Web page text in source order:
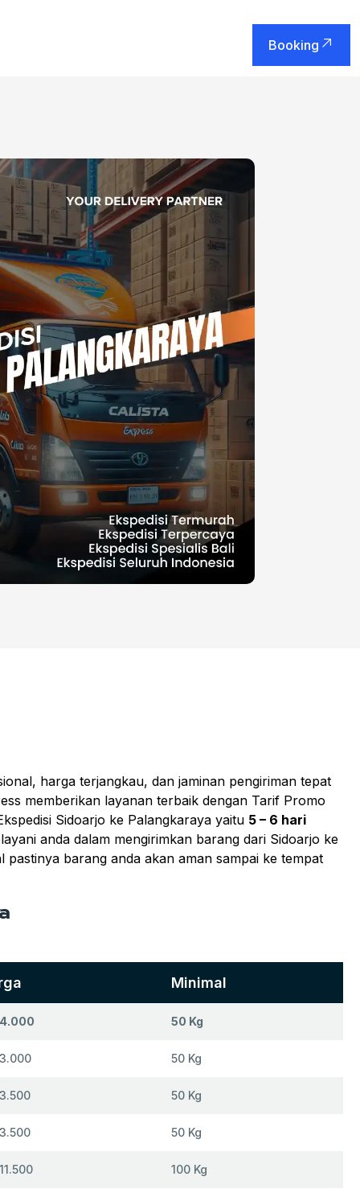
Booking
harga terjangkau, dan jaminan pengiriman tepat
memberikan layanan terbaik dengan Tarif Promo
Sidoarjo ke Palangkaraya yaitu 5 – 6 hari
anda dalam mengirimkan barang dari Sidoarjo ke
barang anda akan aman sampai ke tempat
Minimal
50 Kg
50 Kg
50 Kg
50 Kg
100 Kg